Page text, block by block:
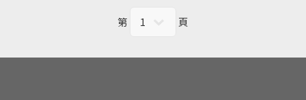
第 頁